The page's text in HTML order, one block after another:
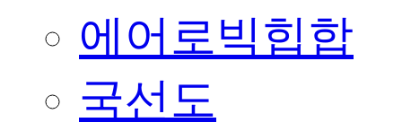
에어로빅힙합
국선도